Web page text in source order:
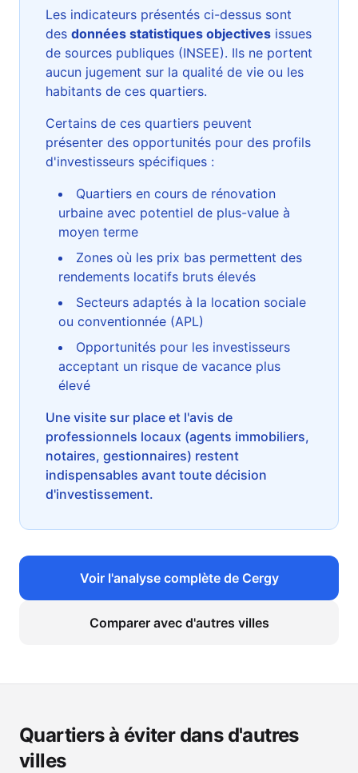
Les indicateurs présentés ci-dessus sont
des données statistiques objectives issues
de sources publiques (INSEE). Ils ne portent
aucun jugement sur la qualité de vie ou les
habitants de ces quartiers.
Certains de ces quartiers peuvent
présenter des opportunités pour des profils
d'investisseurs spécifiques :
Quartiers en cours de rénovation
urbaine avec potentiel de plus-value à
moyen terme
Zones où les prix bas permettent des
rendements locatifs bruts élevés
Secteurs adaptés à la location sociale
ou conventionnée (APL)
Opportunités pour les investisseurs
acceptant un risque de vacance plus
élevé
Une visite sur place et l'avis de
professionnels locaux (agents immobiliers,
notaires, gestionnaires) restent
indispensables avant toute décision
d'investissement.
Voir l'analyse complète de Cergy
Comparer avec d'autres villes
Quartiers à éviter dans d'autres
villes